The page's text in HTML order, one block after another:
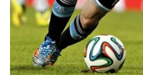
6698 sayılı Kişisel Verilerin
hazırlanmış Aydınlatma Metnimizi
ilgili mevzuata uygun olarak
almak için lütfen
tıklayınız .